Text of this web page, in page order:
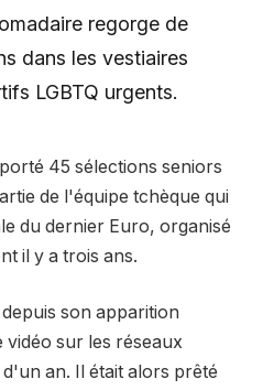
regorge de
dans les vestiaires
LGBTQ urgents.
45 sélections seniors
de l'équipe tchèque qui
du dernier Euro, organisé
il y a trois ans.
son apparition
sur les réseaux
an. Il était alors prêté